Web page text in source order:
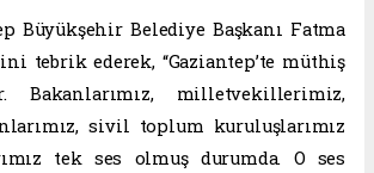
Büyükşehir Belediye Başkanı Fatma
tebrik ederek, “Gaziantep’te müthiş
milletvekillerimiz,
sivil toplum kuruluşlarımız
tek ses olmuş durumda. O ses